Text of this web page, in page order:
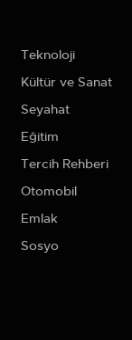
Teknoloji
Kültür ve Sanat
Seyahat
Eğitim
Tercih Rehberi
Otomobil
Emlak
Sosyo